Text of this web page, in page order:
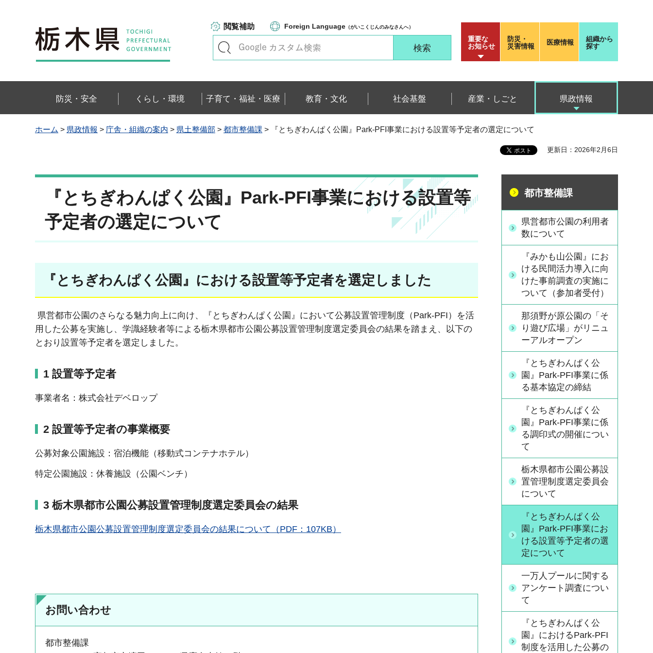
栃木県
閲覧補助 Foreign Language （がいこくじんのみなさんへ）
重要な
お知らせ
防災・
災害情報
医療情報
組織から
探す
防災・安全 くらし・環境 子育て・福祉・医療 教育・文化 社会基盤 産業・しごと 県政情報
ホーム > 県政情報 > 庁舎・組織の案内 > 県土整備部 > 都市整備課 > 『とちぎわんぱく公園』Park-PFI事業における設置等予定者の選定について
更新日：2026年2月6日
『とちぎわんぱく公園』Park-PFI事業における設置等
予定者の選定について
『とちぎわんぱく公園』における設置等予定者を選定しました
県営都市公園のさらなる魅力向上に向け、『とちぎわんぱく公園』において公募設置管理制度（Park-PFI）を活
用した公募を実施し、学識経験者等による栃木県都市公園公募設置管理制度選定委員会の結果を踏まえ、以下の
とおり設置等予定者を選定しました。
1 設置等予定者
事業者名：株式会社デベロップ
2 設置等予定者の事業概要
公募対象公園施設：宿泊機能（移動式コンテナホテル）
特定公園施設：休養施設（公園ベンチ）
3 栃木県都市公園公募設置管理制度選定委員会の結果
栃木県都市公園公募設置管理制度選定委員会の結果について（PDF：107KB）
お問い合わせ
都市整備課
都市整備課
県営都市公園の利用者
数について
『みかも山公園』にお
ける民間活力導入に向
けた事前調査の実施に
ついて（参加者受付）
那須野が原公園の「そ
り遊び広場」がリニュ
ーアルオープン
『とちぎわんぱく公
園』Park-PFI事業に係
る基本協定の締結
『とちぎわんぱく公
園』Park-PFI事業に係
る調印式の開催につい
て
栃木県都市公園公募設
置管理制度選定委員会
について
『とちぎわんぱく公
園』Park-PFI事業にお
ける設置等予定者の選
定について
一万人プールに関する
アンケート調査につい
て
『とちぎわんぱく公
園』におけるPark-PFI
制度を活用した公募の